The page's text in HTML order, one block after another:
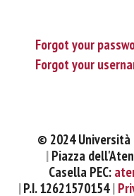
Forgot your
Forgot your
© 2024 Università
Piazza
Casella PEC:
P.I. 12621570154